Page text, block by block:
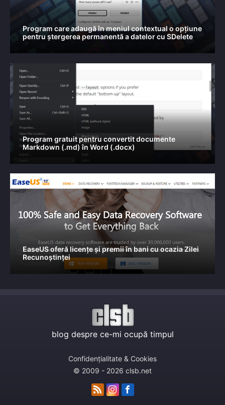
Program care adaugă în meniul contextual o opțiune
pentru ștergerea permanentă a datelor cu SDelete
Program gratuit pentru convertit documente
Markdown (.md) în Word (.docx)
EaseUS oferă licențe și premii în bani cu ocazia Zilei
Recunoștinței
blog despre ce-mi ocupă timpul
Confidențialitate & Cookies
© 2009 - 2026 clsb.net